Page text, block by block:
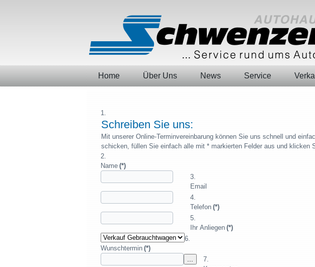
Home Über Uns News Service
Schreiben Sie uns:
Mit unserer Online-Terminvereinbarung können Sie uns schnell und
schicken, füllen Sie einfach alle mit * markierten Felder aus und klicken
Name (*)
Email
Telefon (*)
Ihr Anliegen (*)
Wunschtermin (*)